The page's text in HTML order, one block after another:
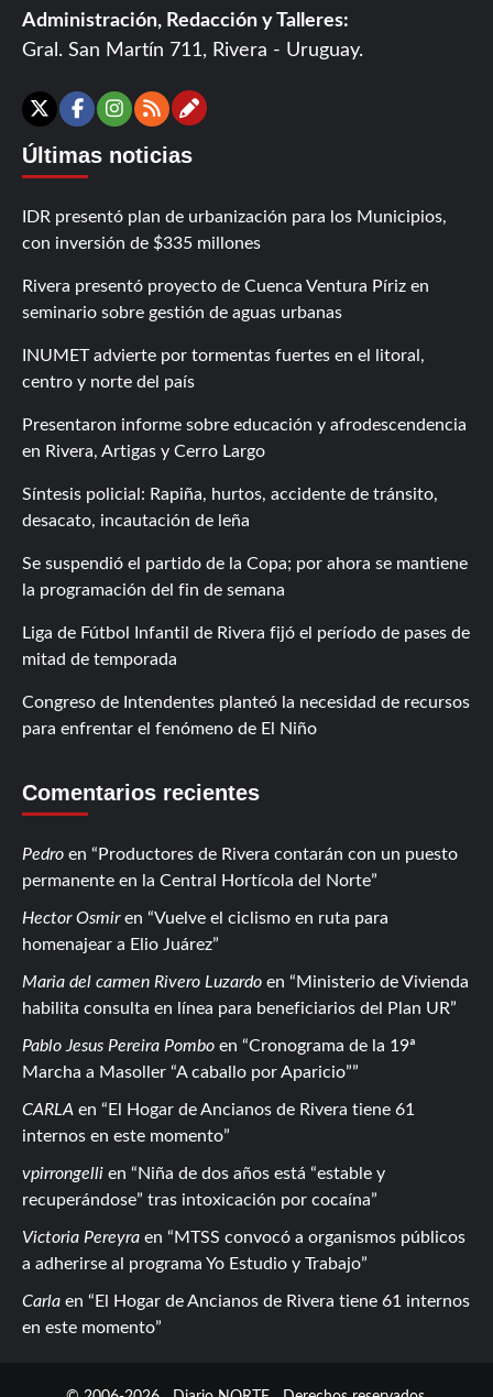
Administración, Redacción y Talleres:
Gral. San Martín 711, Rivera - Uruguay.
X Facebook
Instagram
RSSContáctanos
Últimas noticias
IDR presentó plan de urbanización para los Municipios,
con inversión de $335 millones
Rivera presentó proyecto de Cuenca Ventura Píriz en
seminario sobre gestión de aguas urbanas
INUMET advierte por tormentas fuertes en el litoral,
centro y norte del país
Presentaron informe sobre educación y afrodescendencia
en Rivera, Artigas y Cerro Largo
Síntesis policial: Rapiña, hurtos, accidente de tránsito,
desacato, incautación de leña
Se suspendió el partido de la Copa; por ahora se mantiene
la programación del fin de semana
Liga de Fútbol Infantil de Rivera fijó el período de pases de
mitad de temporada
Congreso de Intendentes planteó la necesidad de recursos
para enfrentar el fenómeno de El Niño
Comentarios recientes
Pedro en
Productores de Rivera contarán con un puesto
permanente en la Central Hortícola del Norte
Hector Osmiren
Vuelve el ciclismo en ruta para
homenajear a Elio Juárez
Maria del carmen Rivero Luzardo en
Ministerio de Vivienda
habilita consulta en línea para beneficiarios del Plan UR
Pablo Jesus Pereira Pombo en
Cronograma de la 19ª
Marcha a Masoller “A caballo por Aparicio”
CARLA en
El Hogar de Ancianos de Rivera tiene 61
internos en este momento
vpirrongelli en
Niña de dos años está “estable y
recuperándose” tras intoxicación por cocaína
Victoria Pereyra en
MTSS convocó a organismos públicos
a adherirse al programa Yo Estudio y Trabajo
Carla en
El Hogar de Ancianos de Rivera tiene 61 internos
en este momento